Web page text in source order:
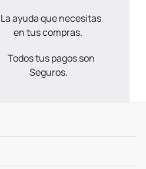
La ayuda que necesitas
en tus compras.
Todos tus pagos son
Seguros.